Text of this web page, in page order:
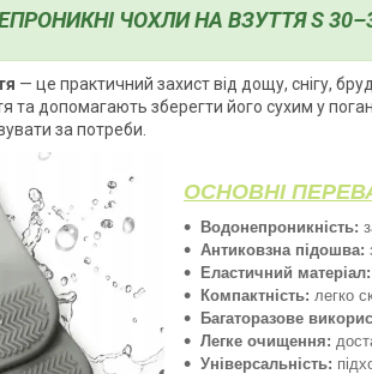
ЧОХЛИ НА ВЗУТТЯ S
— це практичний захист від дощу, снігу,
та допомагають зберегти його сухим у
за потреби.
ОСНОВНІ
Водонепроникність:
Антиковзна підошва:
Еластичний матеріал:
Компактність: легко
Багаторазове
Легке очищення:
Універсальність: